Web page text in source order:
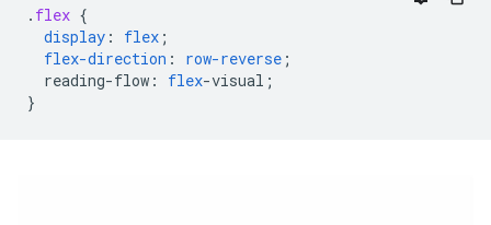
. flex {
display : flex ;
flex-direction : row-reverse ;
reading-flow : flex-visual ;
}